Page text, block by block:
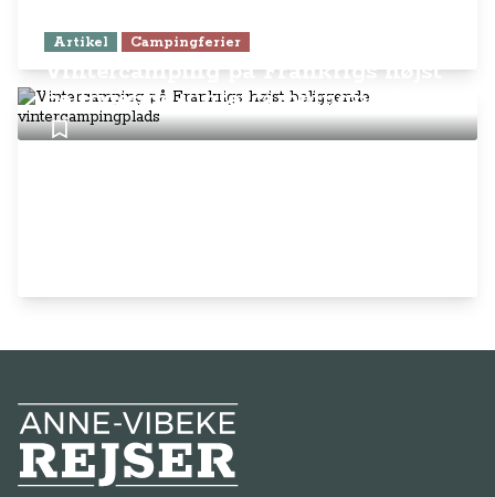
Artikel Campingferier
Vintercamping på Frankrigs højst
beliggende vintercampingplads
Anne-Vibeke Rejser